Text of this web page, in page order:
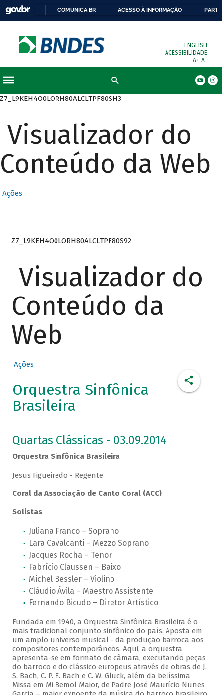
COMUNICA BR ACESSO À INFORMAÇÃO
ENGLISH
ACESSIBILIDADE
A+ A-
Z7_L9KEH4O0LORH80ALCLTPF80SH3
Visualizador do
Conteúdo da Web
Ações
Z7_L9KEH4O0LORH80ALCLTPF80S92
Visualizador do
Conteúdo da
Web
Ações
Orquestra Sinfônica
Brasileira
Quartas Clássicas - 03.09.2014
Orquestra Sinfônica Brasileira
Jesus Figueiredo - Regente
Coral da Associação de Canto Coral (ACC)
Solistas
Juliana Franco – Soprano
Lara Cavalcanti – Mezzo Soprano
Jacques Rocha – Tenor
Fabrício Claussen – Baixo
Michel Bessler – Violino
Cláudio Ávila – Maestro Assistente
Fernando Bicudo – Diretor Artístico
Fundada em 1940, a Orquestra Sinfônica Brasileira é o
mais tradicional conjunto sinfônico do país. Aposta em
um amplo universo musical - da produção barroca aos
compositores contemporâneos. Aqui, a orquestra
apresenta-se em formato de câmara, executando peças
do barroco e do clássico europeus através de obras de J.
S. Bach, C. P. E. Bach e C. W. Gluck, além da belíssima
Missa em Mi Bemol Maior, de Padre José Maurício Nunes